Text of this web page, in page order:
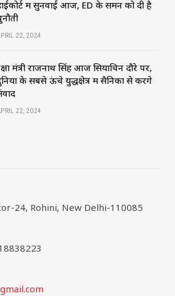
में सुनवाई आज, ED के समन को दी है
22, 2024
मंत्री राजनाथ सिंह आज सियाचिन दौरे पर,
के सबसे ऊंचे युद्धक्षेत्र में सैनिकों से करेंगे
22, 2024
24, Rohini, New Delhi-110085